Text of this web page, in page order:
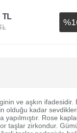
%
TL
ve aşkın
olduğu kadar
Rose
taşlar zirkondur.